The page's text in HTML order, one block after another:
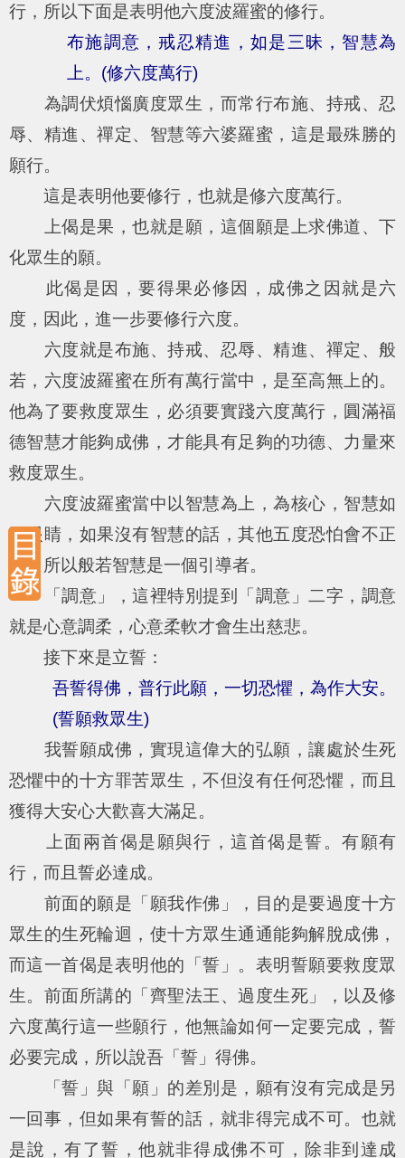
行，所以下面是表明他六度波羅蜜的修行。
布施調意，戒忍精進，如是三昧，智慧為
上。(修六度萬行)
為調伏煩惱廣度眾生，而常行布施、持戒、忍
辱、精進、禪定、智慧等六婆羅蜜，這是最殊勝的
願行。
這是表明他要修行，也就是修六度萬行。
上偈是果，也就是願，這個願是上求佛道、下
化眾生的願。
此偈是因，要得果必修因，成佛之因就是六
度，因此，進一步要修行六度。
六度就是布施、持戒、忍辱、精進、禪定、般
若，六度波羅蜜在所有萬行當中，是至高無上的。
他為了要救度眾生，必須要實踐六度萬行，圓滿福
德智慧才能夠成佛，才能具有足夠的功德、力量來
救度眾生。
六度波羅蜜當中以智慧為上，為核心，智慧如
同眼睛，如果沒有智慧的話，其他五度恐怕會不正
確，所以般若智慧是一個引導者。
「調意」，這裡特別提到「調意」二字，調意
就是心意調柔，心意柔軟才會生出慈悲。
接下來是立誓：
吾誓得佛，普行此願，一切恐懼，為作大安。
(誓願救眾生)
我誓願成佛，實現這偉大的弘願，讓處於生死
恐懼中的十方罪苦眾生，不但沒有任何恐懼，而且
獲得大安心大歡喜大滿足。
上面兩首偈是願與行，這首偈是誓。有願有
行，而且誓必達成。
前面的願是「願我作佛」，目的是要過度十方
眾生的生死輪迴，使十方眾生通通能夠解脫成佛，
而這一首偈是表明他的「誓」。表明誓願要救度眾
生。前面所講的「齊聖法王、過度生死」，以及修
六度萬行這一些願行，他無論如何一定要完成，誓
必要完成，所以說吾「誓」得佛。
「誓」與「願」的差別是，願有沒有完成是另
一回事，但如果有誓的話，就非得完成不可。也就
是說，有了誓，他就非得成佛不可，除非到達成